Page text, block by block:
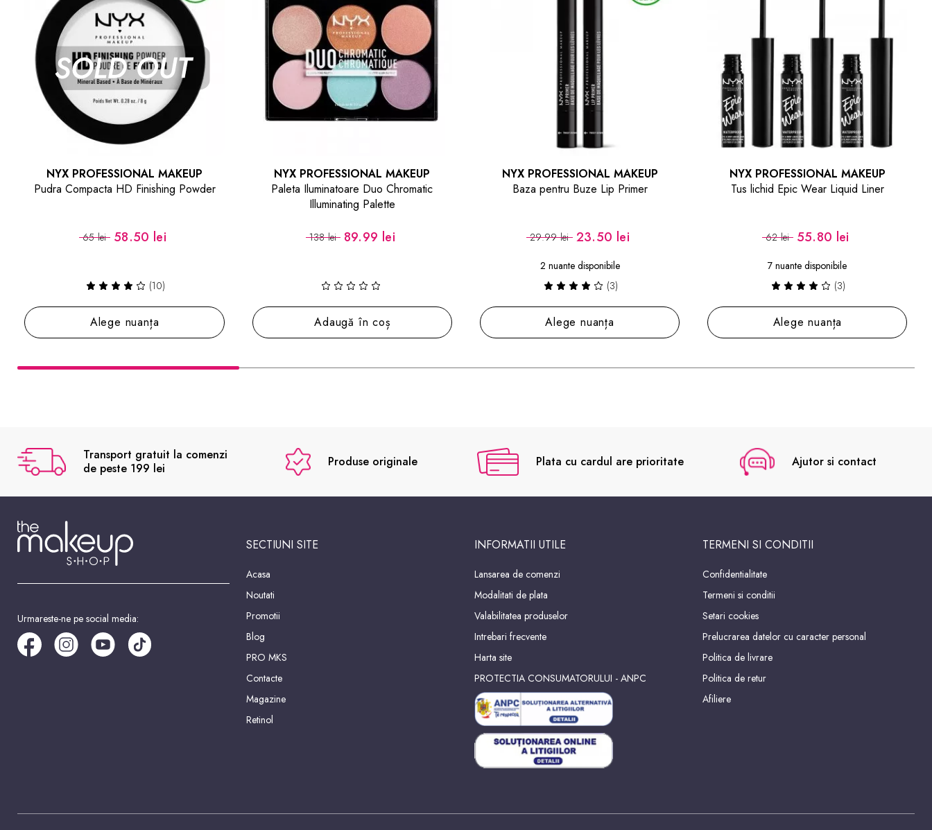
PROFESSIONAL MAKEUP
Compacta HD Finishing Powder
58.50 lei
(10)
Alege nuanța
NYX PROFESSIONAL MAKEUP
Paleta Iluminatoare Duo Chromatic
Illuminating Palette
89.99 lei
Adaugă în coș
NYX PROFESSIONAL MAKEUP
Baza pentru Buze Lip Primer
23.50 lei
2 nuante disponibile
(3)
Alege nuanța
NYX PROFESSIONAL MAKEUP
Tus lichid Epic Wear Liquid Liner
55.80 lei
7 nuante disponibile
(3)
Alege nuanța
Transport gratuit la comenzi
de peste 199 lei
Produse originale Plata cu cardul are prioritate Ajutor si contact
Urmareste-ne pe social media:
SECTIUNI SITE
Acasa
Noutati
Promotii
Blog
PRO MKS
Contacte
Magazine
Retinol
INFORMATII UTILE
Lansarea de comenzi
Modalitati de plata
Valabilitatea produselor
Intrebari frecvente
Harta site
PROTECTIA CONSUMATORULUI - ANPC
TERMENI SI CONDITII
Confidentialitate
Termeni si conditii
Setari cookies
Prelucrarea datelor cu caracter personal
Politica de livrare
Politica de retur
Afiliere